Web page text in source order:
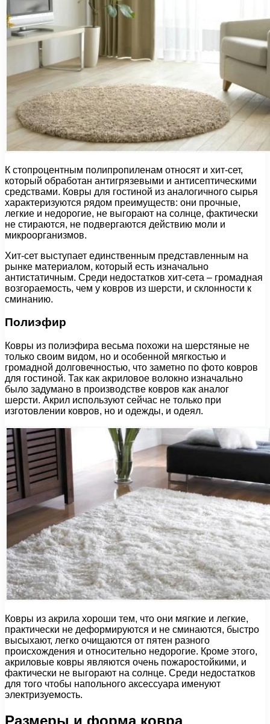
К стопроцентным полипропиленам относят и хит-сет,
который обработан антигрязевыми и антисептическими
средствами. Ковры для гостиной из аналогичного сырья
характеризуются рядом преимуществ: они прочные,
легкие и недорогие, не выгорают на солнце, фактически
не стираются, не подвергаются действию моли и
микроорганизмов.
Хит-сет выступает единственным представленным на
рынке материалом, который есть изначально
антистатичным. Среди недостатков хит-сета – громадная
возгораемость, чем у ковров из шерсти, и склонности к
сминанию.
Полиэфир
Ковры из полиэфира весьма похожи на шерстяные не
только своим видом, но и особенной мягкостью и
громадной долговечностью, что заметно по фото ковров
для гостиной. Так как акриловое волокно изначально
было задумано в производстве ковров как аналог
шерсти. Акрил используют сейчас не только при
изготовлении ковров, но и одежды, и одеял.
Ковры из акрила хороши тем, что они мягкие и легкие,
практически не деформируются и не сминаются, быстро
высыхают, легко очищаются от пятен разного
происхождения и относительно недорогие. Кроме этого,
акриловые ковры являются очень пожаростойкими, и
фактически не выгорают на солнце. Среди недостатков
для того чтобы напольного аксессуара именуют
электризуемость.
Размеры и форма ковра